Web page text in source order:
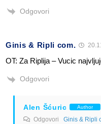
Odgovori
Ginis & Ripli com.
OT: Za Riplija – Vucic
Odgovori
Alen Šćuric Author
Odgovori Ginis & Ripli